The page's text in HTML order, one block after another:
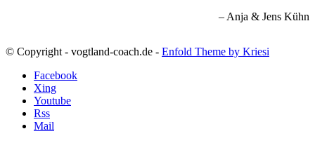
Anja & Jens Kühn
© Copyright - vogtland-coach.de - Enfold Theme by Kriesi
Facebook
Xing
Youtube
Rss
Mail